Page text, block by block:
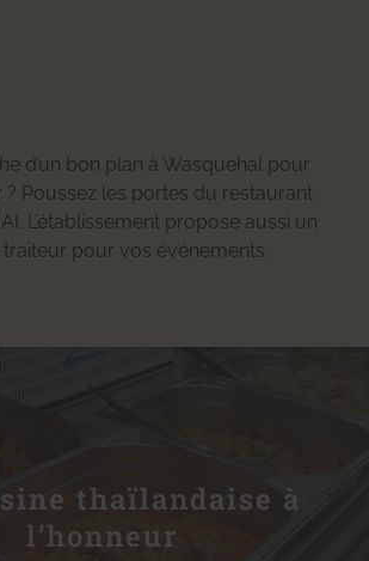
d’un bon plan à Wasquehal pour
Poussez les portes du restaurant
L’établissement propose aussi un
traiteur pour vos événements.
thaïlandaise à
l’honneur